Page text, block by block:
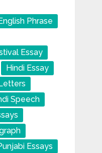
Phrase
Essay
Hindi Essay
Speech
Essays